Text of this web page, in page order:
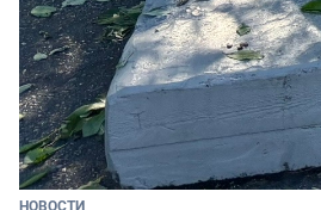
НОВОСТИ